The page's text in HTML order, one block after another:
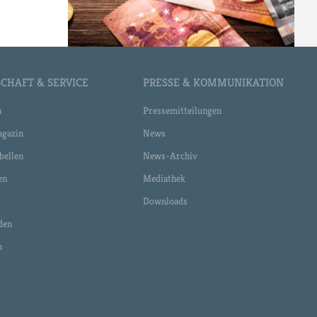
& SERVICE PRESSE & KOMMUNIKATION
Pressemitteilungen
News
News-Archiv
Mediathek
Downloads